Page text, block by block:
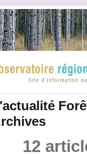
12